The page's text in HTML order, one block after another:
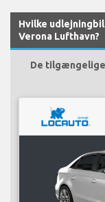
Hvilke
Verona Lufthavn?
De